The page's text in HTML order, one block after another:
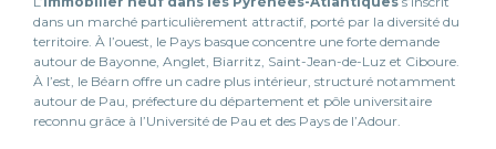
dans un marché particulièrement attractif, porté par la diversité du
territoire. À l’ouest, le Pays basque concentre une forte demande
autour de Bayonne, Anglet, Biarritz, Saint-Jean-de-Luz et Ciboure.
À l’est, le Béarn offre un cadre plus intérieur, structuré notamment
autour de Pau, préfecture du département et pôle universitaire
reconnu grâce à l’Université de Pau et des Pays de l’Adour.